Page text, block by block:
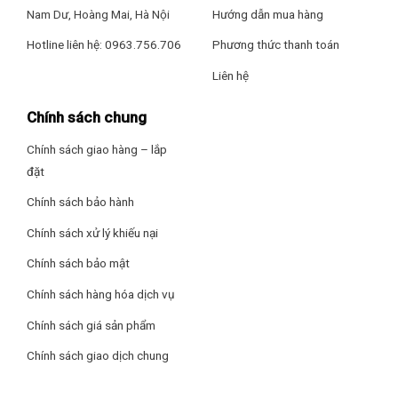
Công nghệ rửa
Hỗ trợ công nghệrửa nước nóng
bẩn, vết dầu mỡ, mảng bám, cho chén bát luôn sạch bóng,
tiêu diệt vi khuẩn, góp phần bảo vệ sức khỏe cho gia đình tốt
hơn.
Nam Dư, Hoàng Mai, Hà Nội
Hotline liên hệ: 0963.756.706
Hướng dẫn mua hàng
Phương thức thanh toán
Liên hệ
Chính sách chung
Chính sách giao hàng – lắp
đặt
Chính sách bảo hành
Chính sách xử lý khiếu nại
Chính sách bảo mật
Chính sách hàng hóa dịch vụ
Chính sách giá sản phẩm
Chính sách giao dịch chung